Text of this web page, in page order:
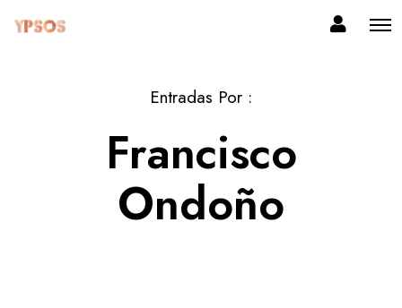
Entradas Por :
Francisco
Ondoño